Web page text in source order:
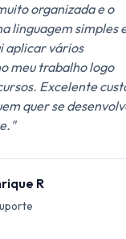
organizada e o
linguagem simples
aplicar vários
meu trabalho logo
Excelente
quer se
R